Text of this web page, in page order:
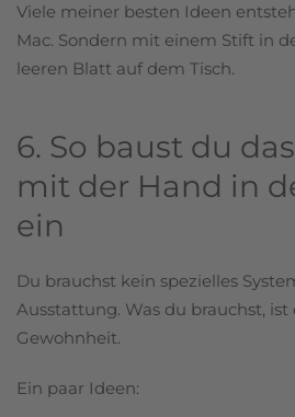
Viele meiner besten Ideen
Mac. Sondern mit einem Stift in
leeren Blatt auf dem Tisch.
6. So baust du
mit der Hand in
ein
Du brauchst kein spezielles
Ausstattung. Was du brauchst, ist
Gewohnheit.
Ein paar Ideen: